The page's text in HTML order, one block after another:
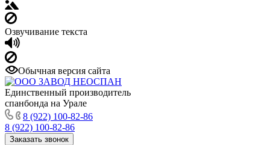
Озвучивание текста
Обычная версия сайта
Единственный производитель
спанбонда на Урале
8 (922) 100-82-86
8 (922) 100-82-86
Заказать звонок